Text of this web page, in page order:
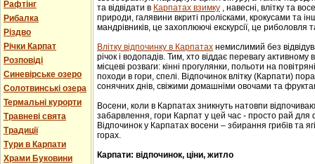
Рафтінг
Рибалка
Різдво
Річки Карпат
Розповіді
Синевірське озеро
Солотвинські озера
Термальні курорти
Травневі свята
Традиції
Тури в Карпати
Храми Буковини
та відвідати в Карпатах взимку , навесні, влітку та
природи, галявини вкриті пролісками, крокусами та
мандрівників, це захоплюючі екскурсії, це риболовля
Влітку відпочинку в Карпатах немислимий без
річок і водопадів. Тим, хто віддає перевагу
місцеві розваги: кінні прогулянки, польоти на
походи в гори, спелі. Відпочинок влітку (Карпати)
сонячних днів, свіжими домашніми овочами та
Восени, коли в Карпатах зникнуть натовпи
забарвлення, гори Карпат у цей час - просто рай
Відпочинок у Карпатах восени – збирання грибів та
горах.
Карпати: відпочинок, ціни, житло